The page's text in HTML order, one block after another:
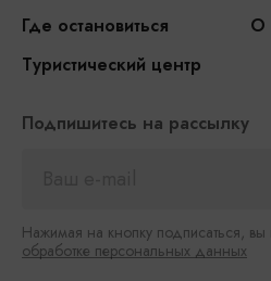
Где остановиться
О
Туристический центр
Подпишитесь на рассылку
Нажимая на кнопку подписаться, вы
обработке персональных данных